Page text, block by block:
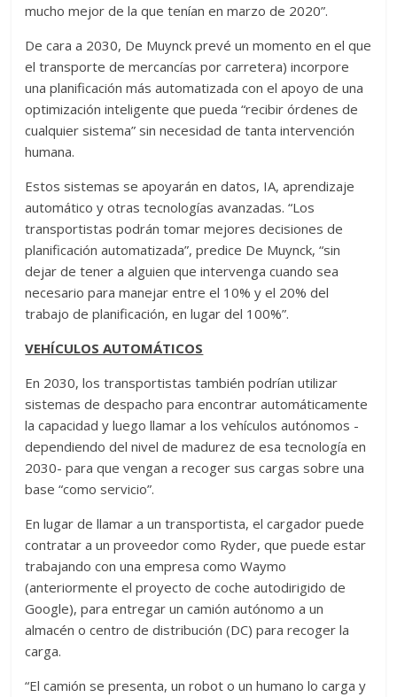
mucho mejor de la que tenían en marzo de 2020”.
De cara a 2030, De Muynck prevé un momento en el que
el transporte de mercancías por carretera) incorpore
una planificación más automatizada con el apoyo de una
optimización inteligente que pueda “recibir órdenes de
cualquier sistema” sin necesidad de tanta intervención
humana.
Estos sistemas se apoyarán en datos, IA, aprendizaje
automático y otras tecnologías avanzadas. “Los
transportistas podrán tomar mejores decisiones de
planificación automatizada”, predice De Muynck, “sin
dejar de tener a alguien que intervenga cuando sea
necesario para manejar entre el 10% y el 20% del
trabajo de planificación, en lugar del 100%”.
VEHÍCULOS AUTOMÁTICOS
En 2030, los transportistas también podrían utilizar
sistemas de despacho para encontrar automáticamente
la capacidad y luego llamar a los vehículos autónomos -
dependiendo del nivel de madurez de esa tecnología en
2030- para que vengan a recoger sus cargas sobre una
base “como servicio”.
En lugar de llamar a un transportista, el cargador puede
contratar a un proveedor como Ryder, que puede estar
trabajando con una empresa como Waymo
(anteriormente el proyecto de coche autodirigido de
Google), para entregar un camión autónomo a un
almacén o centro de distribución (DC) para recoger la
carga.
“El camión se presenta, un robot o un humano lo carga y